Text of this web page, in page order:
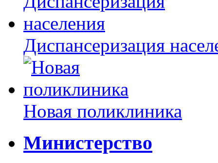
Диспансеризация
Новая поликлиника
Министерство